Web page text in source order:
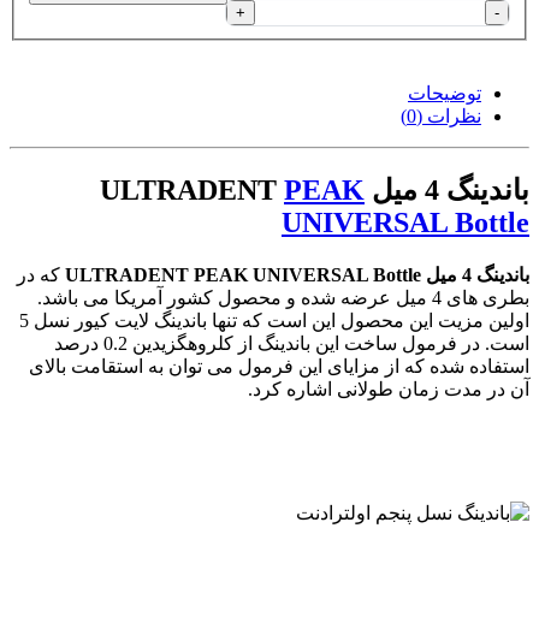
-
+
توضیحات
نظرات (0)
باندینگ 4 میل ULTRADENT
PEAK
UNIVERSAL Bottle
باندینگ 4 میل ULTRADENT PEAK UNIVERSAL Bottle
که در
بطری های 4 میل عرضه شده و محصول کشور آمریکا می باشد.
اولین مزیت این محصول این است که تنها باندینگ لایت کیور نسل 5
است. در فرمول ساخت این باندینگ از کلروهگزیدین 0.2 درصد
استفاده شده که از مزایای این فرمول می توان به استقامت بالای
آن در مدت زمان طولانی اشاره کرد.